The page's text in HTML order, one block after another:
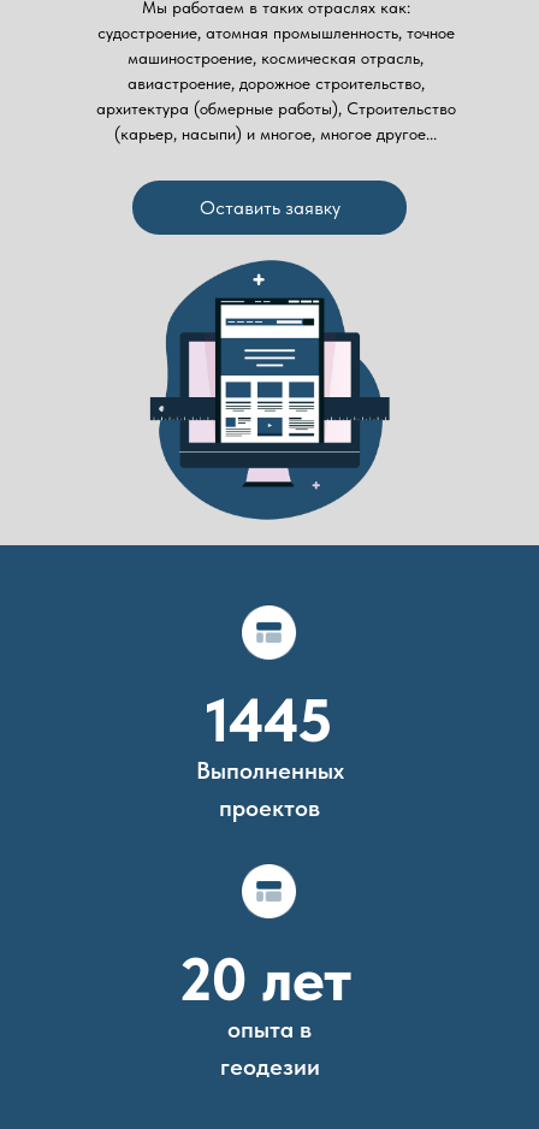
Мы работаем в таких отраслях как:
судостроение, атомная промышленность, точное
машиностроение, космическая отрасль,
авиастроение, дорожное строительство,
архитектура (обмерные работы), Строительство
(карьер, насыпи) и многое, многое другое...
Оставить заявку
1445
Выполненных
проектов
20 лет
опыта в
геодезии